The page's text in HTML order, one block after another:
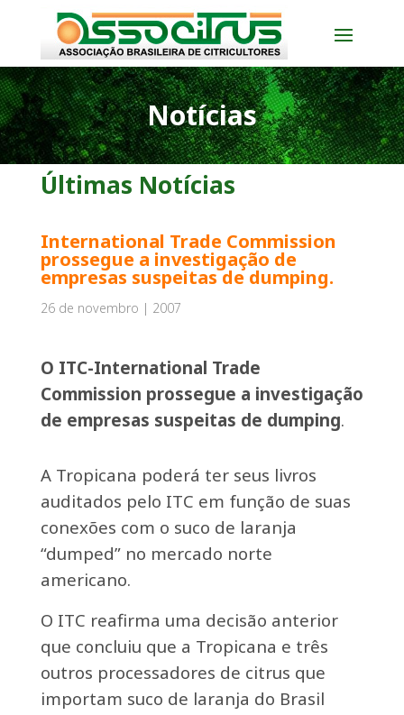
Notícias
Últimas Notícias
International Trade Commission
prossegue a investigação de
empresas suspeitas de dumping.
26 de novembro | 2007
O ITC-International Trade
Commission prossegue a investigação
de empresas suspeitas de dumping.
A Tropicana poderá ter seus livros
auditados pelo ITC em função de suas
conexões com o suco de laranja
“dumped” no mercado norte
americano.
O ITC reafirma uma decisão anterior
que concluiu que a Tropicana e três
outros processadores de citrus que
importam suco de laranja do Brasil